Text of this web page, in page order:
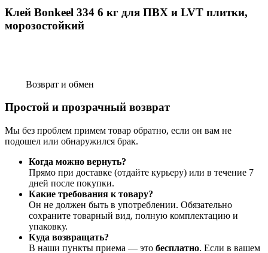
Клей Bonkeel 334 6 кг для ПВХ и LVT плитки,
морозостойкий
Возврат и обмен
Простой и прозрачный возврат
Мы без проблем примем товар обратно, если он вам не
подошел или обнаружился брак.
Когда можно вернуть?
Прямо при доставке (отдайте курьеру) или в течение 7
дней после покупки.
Какие требования к товару?
Он не должен быть в употреблении. Обязательно
сохраните товарный вид, полную комплектацию и
упаковку.
Куда возвращать?
В наши пункты приема — это бесплатно. Если в вашем